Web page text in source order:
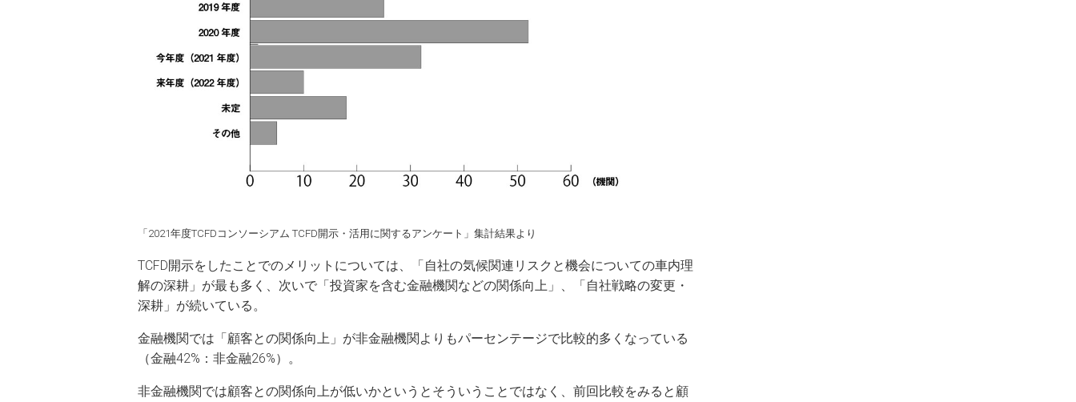
「2021年度TCFDコンソーシアム TCFD開示・活用に関するアンケート」集計結果より
TCFD開示をしたことでのメリットについては、「自社の気候関連リスクと機会についての車内理
解の深耕」が最も多く、次いで「投資家を含む金融機関などの関係向上」、「自社戦略の変更・
深耕」が続いている。
金融機関では「顧客との関係向上」が非金融機関よりもパーセンテージで比較的多くなっている
（金融42%：非金融26%）。
非金融機関では顧客との関係向上が低いかというとそういうことではなく、前回比較をみると顧